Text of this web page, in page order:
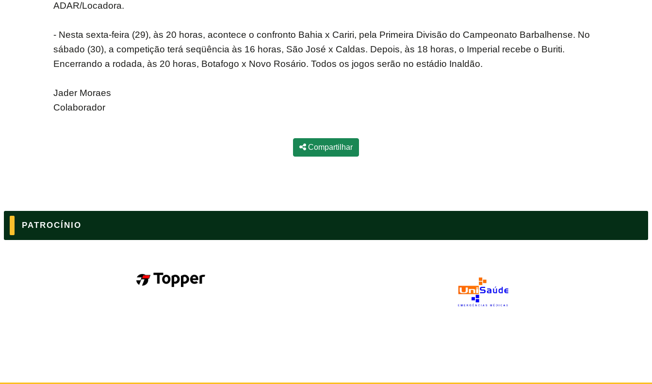
ADAR/Locadora.
- Nesta sexta-feira (29), às 20 horas, acontece o confronto Bahia x Cariri, pela Primeira Divisão do Campeonato Barbalhense. No
sábado (30), a competição terá seqüência às 16 horas, São José x Caldas. Depois, às 18 horas, o Imperial recebe o Buriti.
Encerrando a rodada, às 20 horas, Botafogo x Novo Rosário. Todos os jogos serão no estádio Inaldão.
Jader Moraes
Colaborador
Compartilhar
PATROCÍNIO